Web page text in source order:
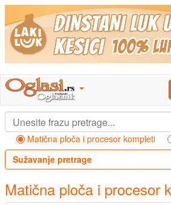
Matična ploča i procesor kompleti
Sužavanje pretrage
Matična ploča i procesor